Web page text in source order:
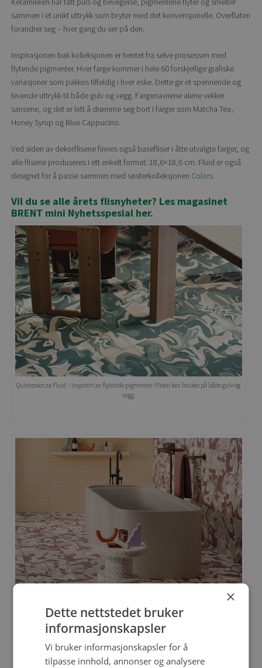
sammen i et unikt uttrykk som bryter med det konvensjonelle. Overflaten
forandrer seg – hver gang du ser på den.
Inspirasjonen bak kolleksjonen er hentet fra selve prosessen med
flytende pigmenter. Hver farge kommer i hele 60 forskjellige grafiske
variasjoner som pakkes tilfeldig i hver eske. Dette gir et spennende og
levende uttrykk til både gulv og vegg. Fargenavnene alene vekker
sansene, og det er lett å drømme seg bort i farger som Matcha Tea,
Honey Syrup og Blue Cappucino.
Ved siden av dekorflisene finnes også basefliser i åtte utvalgte farger, og
alle flisene produseres i ett enkelt format: 18,6×18,6 cm. Fluid er også
designet for å passe sammen med søsterkolleksjonen Colors.
Vil du se alle årets flisnyheter? Les magasinet
BRENT mini Nyhetsspesial her.
Quintessenza Fluid – inspirert av flytende pigmenter. Flisen kan brukes på både gulv og
vegg.
Quintessenza Fluid i kombinasjon med fliser fra kolleksjonen Colors som også er en av
årets nye fliskolleksjoner.
×
Dette nettstedet bruker
informasjonskapsler
Vi bruker informasjonskapsler for å
tilpasse innhold, annonser og analysere